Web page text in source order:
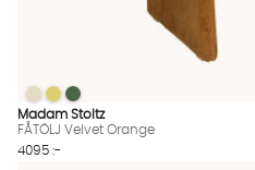
FÅTÖLJ Velvet Orange Finns
FÅTÖLJ Velvet Orange
FÅTÖLJ Velvet Orange
FÅTÖLJ Velvet Orange
Madam Stoltz
FÅTÖLJ Velvet Orange
4095 :-